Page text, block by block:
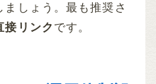
しょう。最も推奨さ
接リンク です。